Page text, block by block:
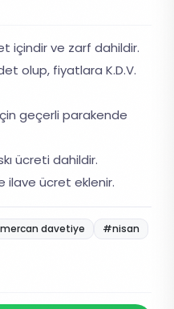
içindir ve zarf dahildir.
olup, fiyatlara K.D.V.
geçerli parakende
ücreti dahildir.
ilave ücret eklenir.
davetiye #nisan